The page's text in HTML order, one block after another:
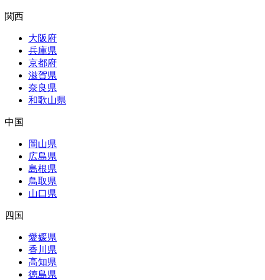
関西
大阪府
兵庫県
京都府
滋賀県
奈良県
和歌山県
中国
岡山県
広島県
島根県
鳥取県
山口県
四国
愛媛県
香川県
高知県
徳島県